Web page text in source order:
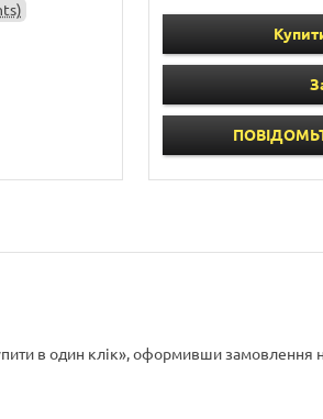
в один клік», оформивши замовлення